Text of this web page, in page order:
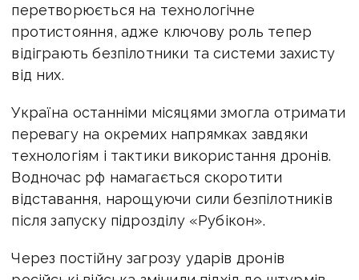
перетворюється на технологічне
протистояння, адже ключову роль тепер
відіграють безпілотники та системи захисту
від них.
Україна останніми місяцями змогла отримати
перевагу на окремих напрямках завдяки
технологіям і тактики використання дронів.
Водночас рф намагається скоротити
відставання, нарощуючи сили безпілотників
після запуску підрозділу «Рубікон».
Через постійну загрозу ударів дронів